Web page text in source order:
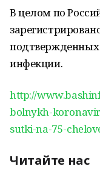
В целом по
подтвержденных
инфекции.
http://
bolnykh-
sutki-na-75-
Читайте нас